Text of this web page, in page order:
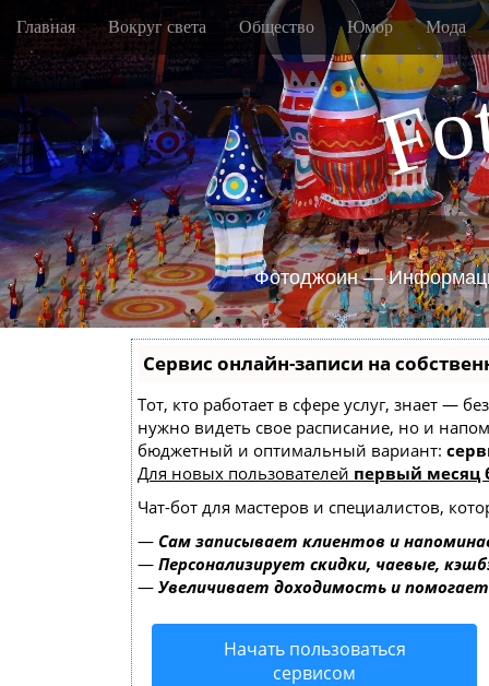
m
e
n
u
c
o
n
t
e
n
t
Главная Вокруг света Общество Юмор Мода
Fo
Фотоджоин —
Сервис онлайн-записи на
Тот, кто работает в сфере услуг, знает —
нужно видеть свое расписание, но и
бюджетный и оптимальный вариант:
Для новых пользователей первый месяц
Чат-бот для мастеров и специалистов,
— Сам записывает клиентов и
— Персонализирует скидки, чаевые,
— Увеличивает доходимость и
Начать пользоваться
сервисом